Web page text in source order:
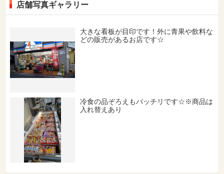
店舗写真ギャラリー
大きな看板が目印です！外に青果や飲料な
どの販売があるお店です☆
冷食の品ぞろえもバッチリです☆※商品は
入れ替えあり